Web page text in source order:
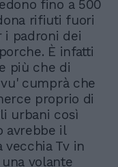
fino a 500
rifiuti fuori
i padroni dei
È infatti
più che di
cumprà che
proprio di
urbani così
avrebbe il
vecchia Tv in
volante